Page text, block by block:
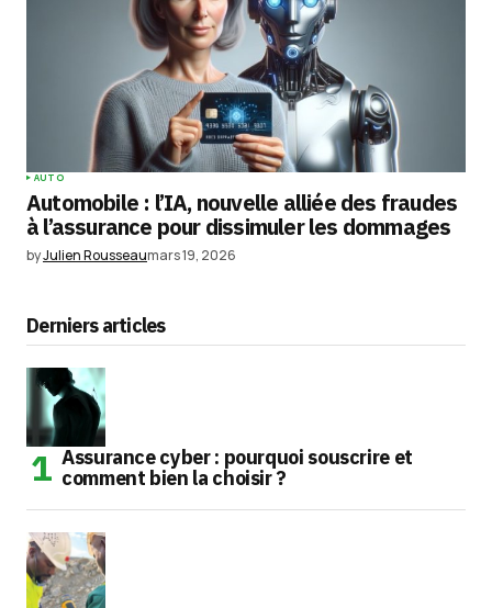
AUTO
Automobile : l’IA, nouvelle alliée des fraudes
à l’assurance pour dissimuler les dommages
byJulien Rousseaumars 19, 2026
Derniers articles
Assurance cyber : pourquoi souscrire et
comment bien la choisir ?